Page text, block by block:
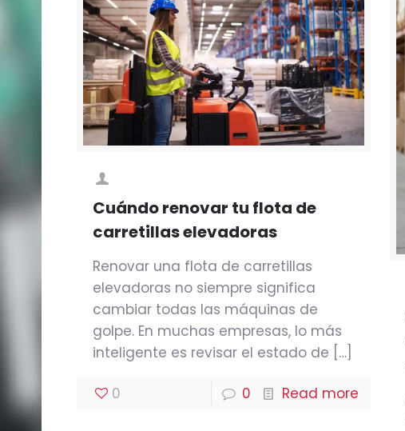
Cuándo renovar tu flota de
carretillas elevadoras
Renovar una flota de carretillas
elevadoras no siempre significa
cambiar todas las máquinas de
golpe. En muchas empresas, lo más
inteligente es revisar el estado de […]
0 0 Read more